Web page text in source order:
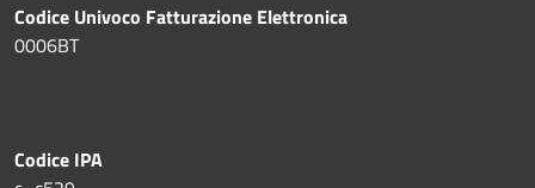
Codice Univoco Fatturazione Elettronica
0006BT
Codice IPA